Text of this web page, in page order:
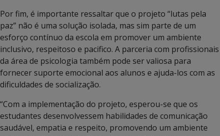
Por fim, é importante ressaltar que o projeto “lutas pela
paz” não é uma solução isolada, mas sim parte de um
esforço contínuo da escola em promover um ambiente
inclusivo, respeitoso e pacifico. A parceria com profissionais
da área de psicologia também pode ser valiosa para
fornecer suporte emocional aos alunos e ajuda-los com as
dificuldades de socialização.
“Com a implementação do projeto, esperou-se que os
estudantes desenvolvessem habilidades de comunicação
saudável, empatia e respeito, promovendo um ambiente